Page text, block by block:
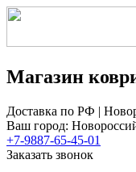
Магазин
Доставка по РФ |
Ваш город:
+7-9887-65-45-01
Заказать звонок